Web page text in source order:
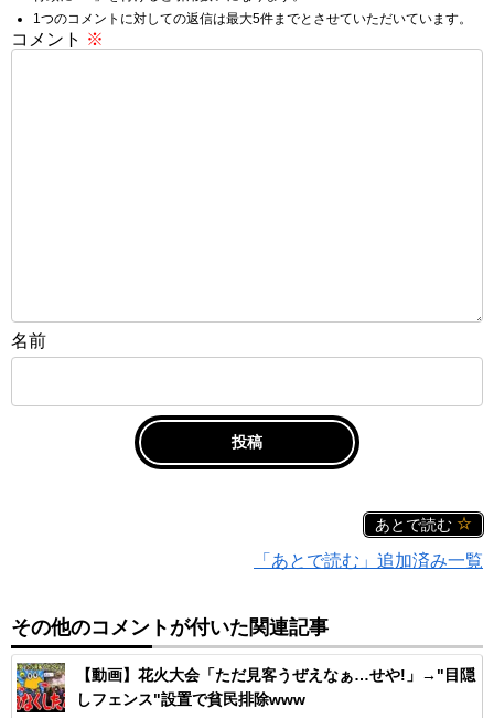
1つのコメントに対しての返信は最大5件までとさせていただいています。
コメント ※
名前
あとで読む
「あとで読む」追加済み一覧
その他のコメントが付いた関連記事
【動画】花火大会「ただ見客うぜえなぁ…せや!」→"目隠
しフェンス"設置で貧民排除www